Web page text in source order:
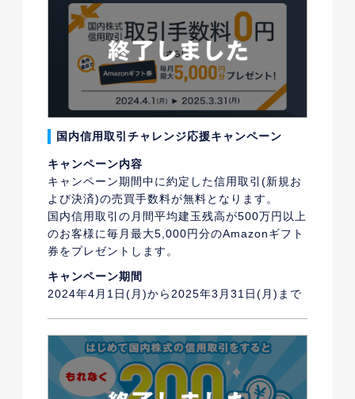
国内信用取引チャレンジ応援キャンペーン
キャンペーン内容
キャンペーン期間中に約定した信用取引(新規お
よび決済)の売買手数料が無料となります。
国内信用取引の月間平均建玉残高が500万円以上
のお客様に毎月最大5,000円分のAmazonギフト
券をプレゼントします。
キャンペーン期間
2024年4月1日(月)から2025年3月31日(月)まで